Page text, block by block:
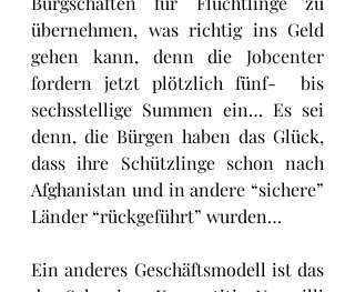
übernehmen, was richtig ins Geld
gehen kann, denn die Jobcenter
fordern jetzt plötzlich fünf-  bis
sechsstellige Summen ein… Es sei
denn, die Bürgen haben das Glück,
dass ihre Schützlinge schon nach
Afghanistan und in andere “sichere”
Länder “rückgeführt” wurden…
Ein anderes Geschäftsmodell ist das